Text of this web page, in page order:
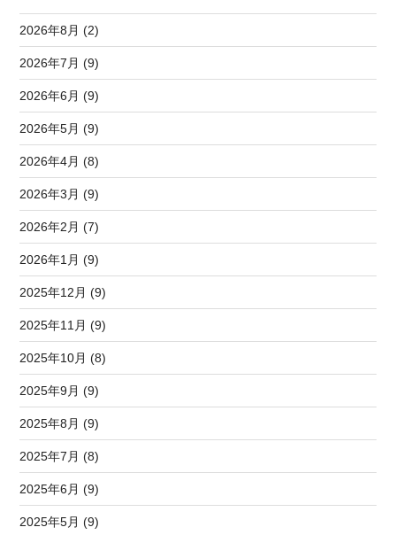
2026年8月 (2)
2026年7月 (9)
2026年6月 (9)
2026年5月 (9)
2026年4月 (8)
2026年3月 (9)
2026年2月 (7)
2026年1月 (9)
2025年12月 (9)
2025年11月 (9)
2025年10月 (8)
2025年9月 (9)
2025年8月 (9)
2025年7月 (8)
2025年6月 (9)
2025年5月 (9)